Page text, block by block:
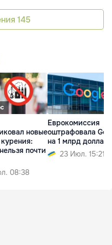
145
новые
почти
08:38
Еврокомиссия
оштрафовала
на 1 млрд
23 Июл. 15:21